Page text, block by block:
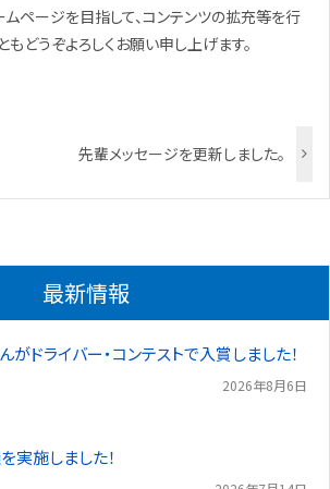
ページを目指して、コンテンツの拡充等を行
もどうぞよろしくお願い申し上げます。
先輩メッセージを更新しました。
最新情報
がドライバー・コンテストで入賞しました！
2026年8月6日
実施しました！